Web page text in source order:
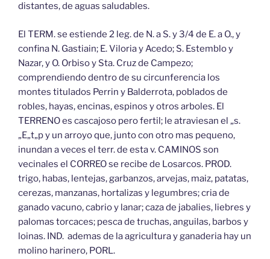
distantes, de aguas saludables.
El TERM. se estiende 2 leg. de N. a S. y 3/4 de E. a O., y
confina N. Gastiain; E. Viloria y Acedo; S. Estemblo y
Nazar, y O. Orbiso y Sta. Cruz de Campezo;
comprendiendo dentro de su circunferencia los
montes titulados Perrin y Balderrota, poblados de
robles, hayas, encinas, espinos y otros arboles. El
TERRENO es cascajoso pero fertil; le atraviesan el „s.
„E„t„p y un arroyo que, junto con otro mas pequeno,
inundan a veces el terr. de esta v. CAMINOS son
vecinales el CORREO se recibe de Losarcos. PROD.
trigo, habas, lentejas, garbanzos, arvejas, maiz, patatas,
cerezas, manzanas, hortalizas y legumbres; cria de
ganado vacuno, cabrio y lanar; caza de jabalies, liebres y
palomas torcaces; pesca de truchas, anguilas, barbos y
loinas. IND. ademas de la agricultura y ganaderia hay un
molino harinero, PORL.